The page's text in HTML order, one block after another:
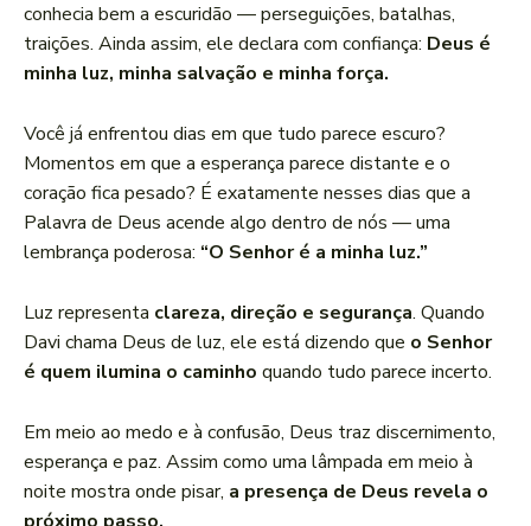
conhecia bem a escuridão — perseguições, batalhas,
traições. Ainda assim, ele declara com confiança: Deus é
minha luz, minha salvação e minha força.
Você já enfrentou dias em que tudo parece escuro?
Momentos em que a esperança parece distante e o
coração fica pesado? É exatamente nesses dias que a
Palavra de Deus acende algo dentro de nós — uma
lembrança poderosa: “O Senhor é a minha luz.”
Luz representa clareza, direção e segurança. Quando
Davi chama Deus de luz, ele está dizendo que o Senhor
é quem ilumina o caminho quando tudo parece incerto.
Em meio ao medo e à confusão, Deus traz discernimento,
esperança e paz. Assim como uma lâmpada em meio à
noite mostra onde pisar, a presença de Deus revela o